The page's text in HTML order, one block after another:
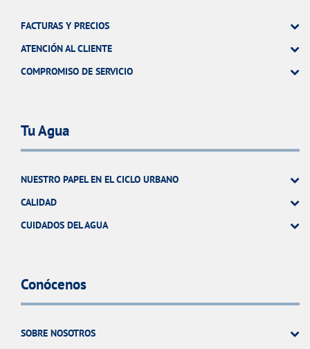
FACTURAS Y PRECIOS
ATENCIÓN AL CLIENTE
COMPROMISO DE SERVICIO
Tu Agua
NUESTRO PAPEL EN EL CICLO URBANO
CALIDAD
CUIDADOS DEL AGUA
Conócenos
SOBRE NOSOTROS